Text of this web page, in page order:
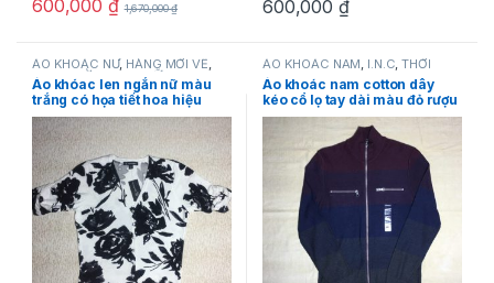
600,000 ₫ 1,670,000₫ 600,000 ₫
ÁO KHOÁC NỮ, HÀNG MỚI VỀ,
I.N.C , THỜI TRANG NỮ
Áo khóac len ngắn nữ màu
trắng có họa tiết hoa hiệu
I.N.C size S&M chính hãng
ÁO KHOÁC NAM, I.N.C,THỜI
TRANG NAM
Áo khoác nam cotton dây
kéo cổ lọ tay dài màu đỏ rượu
vang hiệu I.N.C size S